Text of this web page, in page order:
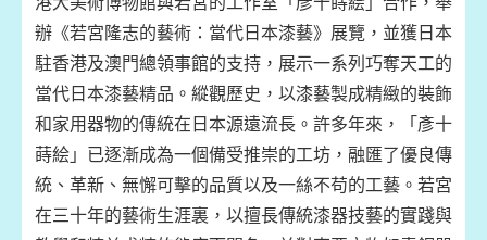
辦《若宮隆志的藝術：當代日本漆藝》展覽，並獲日本
駐香港及澳門總領事館的支持，展示一系列巧奪天工的
當代日本漆藝精品。縱觀歷史，以漆藝製成精緻的裝飾
和家用器物的傳統在日本源遠流長。許多年來，「彥十
蒔絵」已逐漸成為一個備受推崇的工坊，融匯了優良傳
統、革新、無懈可擊的品質以及一絲不苟的工藝。若宮
在三十年的藝術生涯裏，以擅長傳統漆器技藝的實踐與